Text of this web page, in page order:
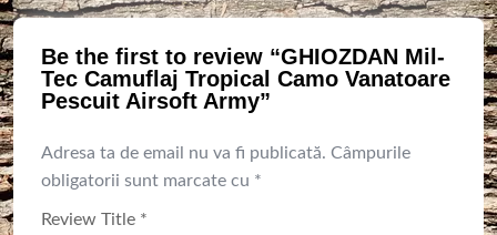
Be the first to review “GHIOZDAN Mil-
Tec Camuflaj Tropical Camo Vanatoare
Pescuit Airsoft Army”
Adresa ta de email nu va fi publicată. Câmpurile
obligatorii sunt marcate cu *
Review Title *